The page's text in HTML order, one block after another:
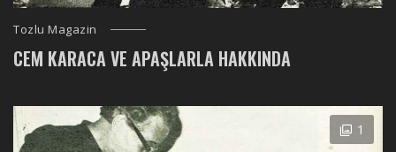
Tozlu Magazin
CEM KARACA VE APAŞLARLA HAKKINDA
1